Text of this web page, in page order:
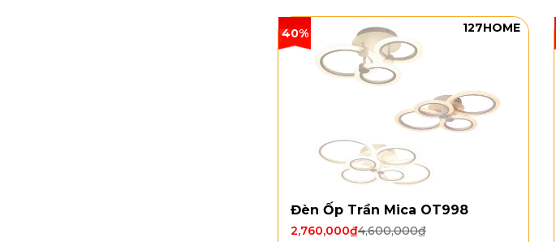
40% 127HOME
Đèn Ốp Trần Mica OT998
4,600,000₫
2,760,000₫